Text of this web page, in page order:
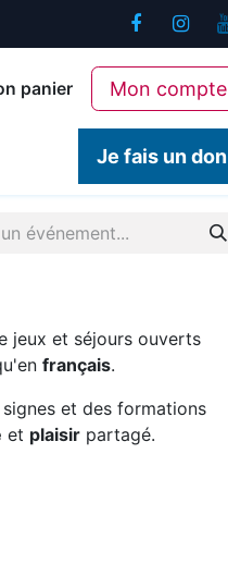
panier Mon compte
Je fais un don
jeux et séjours ouverts
français.
et des formations
et plaisir partagé.